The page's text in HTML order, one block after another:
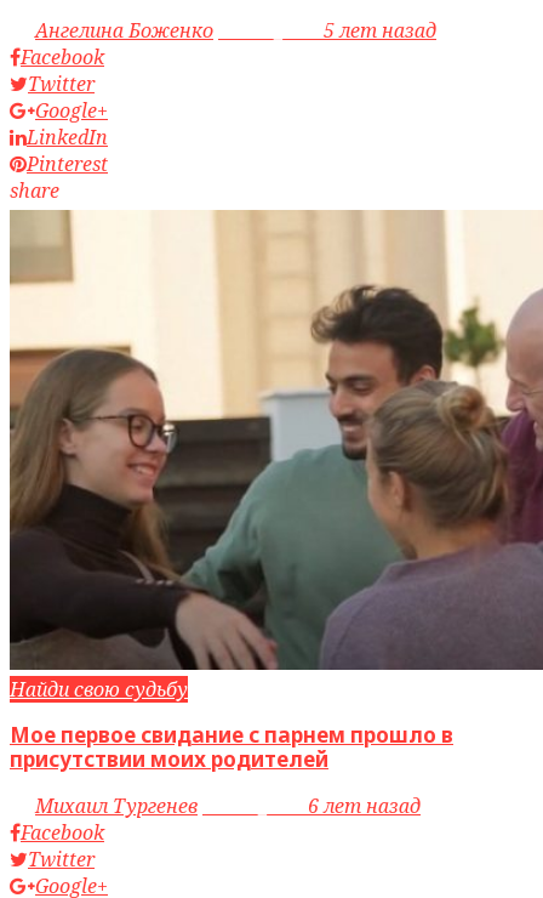
byАнгелина Боженко
5 лет назад
Facebook
Twitter
Google+
LinkedIn
Pinterest
share
Найди свою судьбу
Мое первое свидание с парнем прошло в
присутствии моих родителей
byМихаил Тургенев
6 лет назад
Facebook
Twitter
Google+